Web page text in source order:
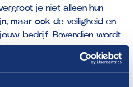
je niet alleen hun
maar ook de veiligheid en
bedrijf. Bovendien wordt
module geeft kans op
t.w.v. €50,-.